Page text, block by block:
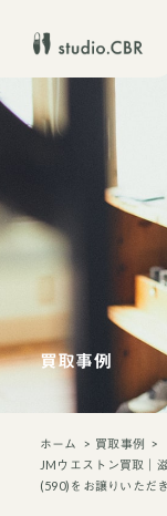
買取事例
ホーム
買取事例
JMウエストン買取｜
(590)をお譲りいただ